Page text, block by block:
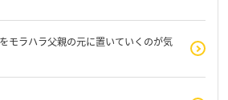
モラハラ父親の元に置いていくのが気